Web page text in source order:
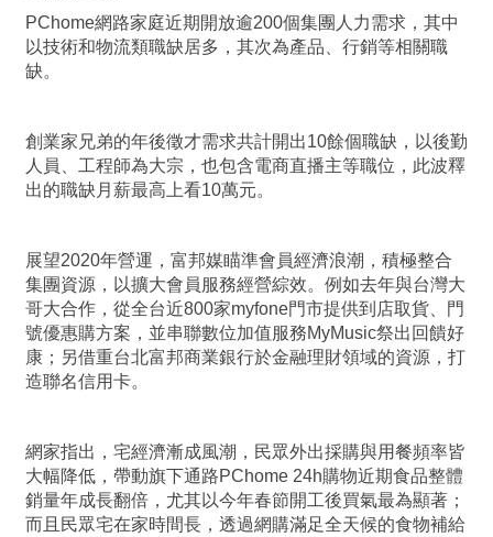
PChome網路家庭近期開放逾200個集團人力需求，其中
以技術和物流類職缺居多，其次為產品、行銷等相關職
缺。
創業家兄弟的年後徵才需求共計開出10餘個職缺，以後勤
人員、工程師為大宗，也包含電商直播主等職位，此波釋
出的職缺月薪最高上看10萬元。
展望2020年營運，富邦媒瞄準會員經濟浪潮，積極整合
集團資源，以擴大會員服務經營綜效。例如去年與台灣大
哥大合作，從全台近800家myfone門市提供到店取貨、門
號優惠購方案，並串聯數位加值服務MyMusic祭出回饋好
康；另借重台北富邦商業銀行於金融理財領域的資源，打
造聯名信用卡。
網家指出，宅經濟漸成風潮，民眾外出採購與用餐頻率皆
大幅降低，帶動旗下通路PChome 24h購物近期食品整體
銷量年成長翻倍，尤其以今年春節開工後買氣最為顯著；
而且民眾宅在家時間長，透過網購滿足全天候的食物補給